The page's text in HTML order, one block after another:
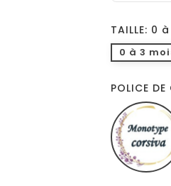
TAILLE: 0
0 à 3
POLICE